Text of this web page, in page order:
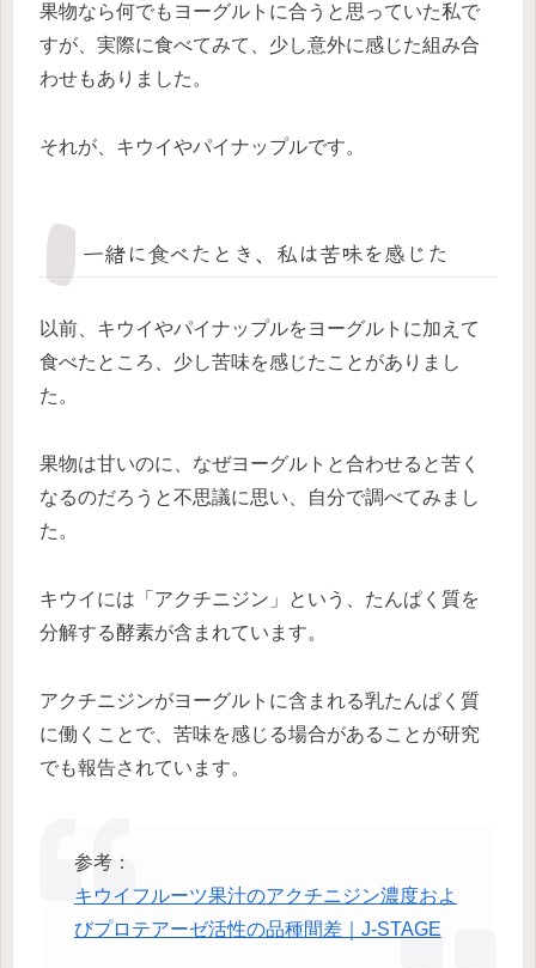
果物なら何でもヨーグルトに合うと思っていた私で
すが、実際に食べてみて、少し意外に感じた組み合
わせもありました。
それが、キウイやパイナップルです。
一緒に食べたとき、私は苦味を感じた
以前、キウイやパイナップルをヨーグルトに加えて
食べたところ、少し苦味を感じたことがありまし
た。
果物は甘いのに、なぜヨーグルトと合わせると苦く
なるのだろうと不思議に思い、自分で調べてみまし
た。
キウイには「アクチニジン」という、たんぱく質を
分解する酵素が含まれています。
アクチニジンがヨーグルトに含まれる乳たんぱく質
に働くことで、苦味を感じる場合があることが研究
でも報告されています。
参考：
キウイフルーツ果汁のアクチニジン濃度およ
びプロテアーゼ活性の品種間差｜J-STAGE